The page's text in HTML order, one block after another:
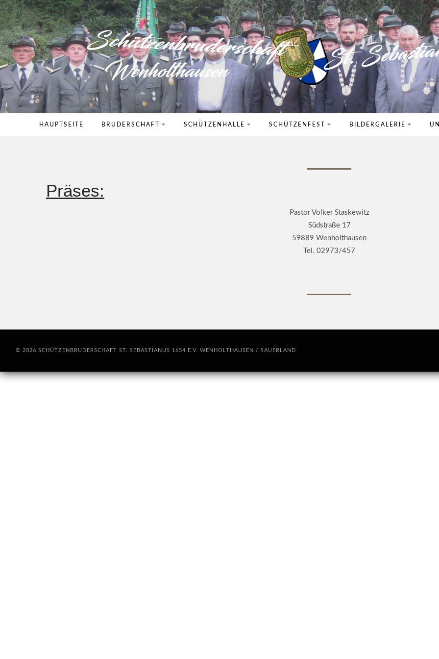
HAUPTSEITE BRUDERSCHAFT SCHÜTZENHALLE SCHÜTZENFEST BILDERGALERIE
Präses:
Pastor Volker Staskewitz
Südstraße 17
59889 Wenholthausen
Tel. 02973/457
© 2026 SCHÜTZENBRUDERSCHAFT ST. SEBASTIANUS 1654 E.V. WENHOLTHAUSEN / SAUERLAND